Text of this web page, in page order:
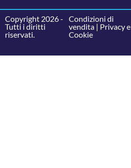
Copyright 2026 -
Tutti i diritti
riservati.
Condizioni di
vendita| Privacy e
Cookie